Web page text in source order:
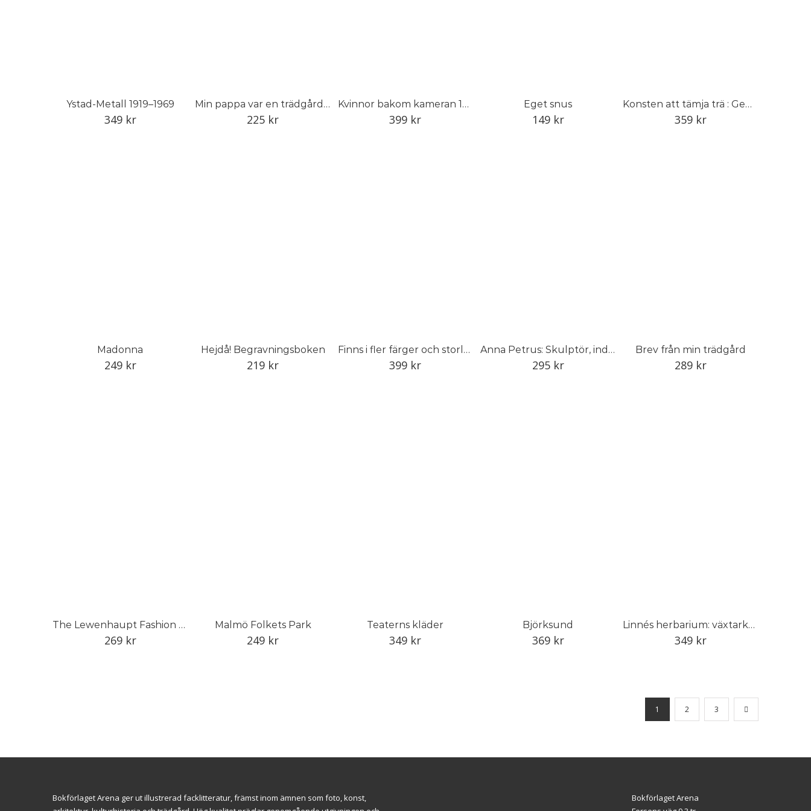
Ystad-Metall 1919–1969
349 kr
Min pappa var en trädgårdens mästare
225 kr
Kvinnor bakom kameran 1848–1968
399 kr
Eget snus
149 kr
Konsten att tämja trä : Gemla och den svenska möbelindustrin
359 kr
Madonna
249 kr
Hejdå! Begravningsboken
219 kr
Finns i fler färger och storlekar
399 kr
Anna Petrus: Skulptör, industrikonstnär och pionjär
295 kr
Brev från min trädgård
289 kr
The Lewenhaupt Fashion Collection
269 kr
Malmö Folkets Park
249 kr
Teaterns kläder
349 kr
Björksund
369 kr
Linnés herbarium: växtarkens dolda historia
349 kr
1 2 3
Bokförlaget Arena ger ut illustrerad facklitteratur, främst inom ämnen som foto, konst,
Bokförlaget Arena